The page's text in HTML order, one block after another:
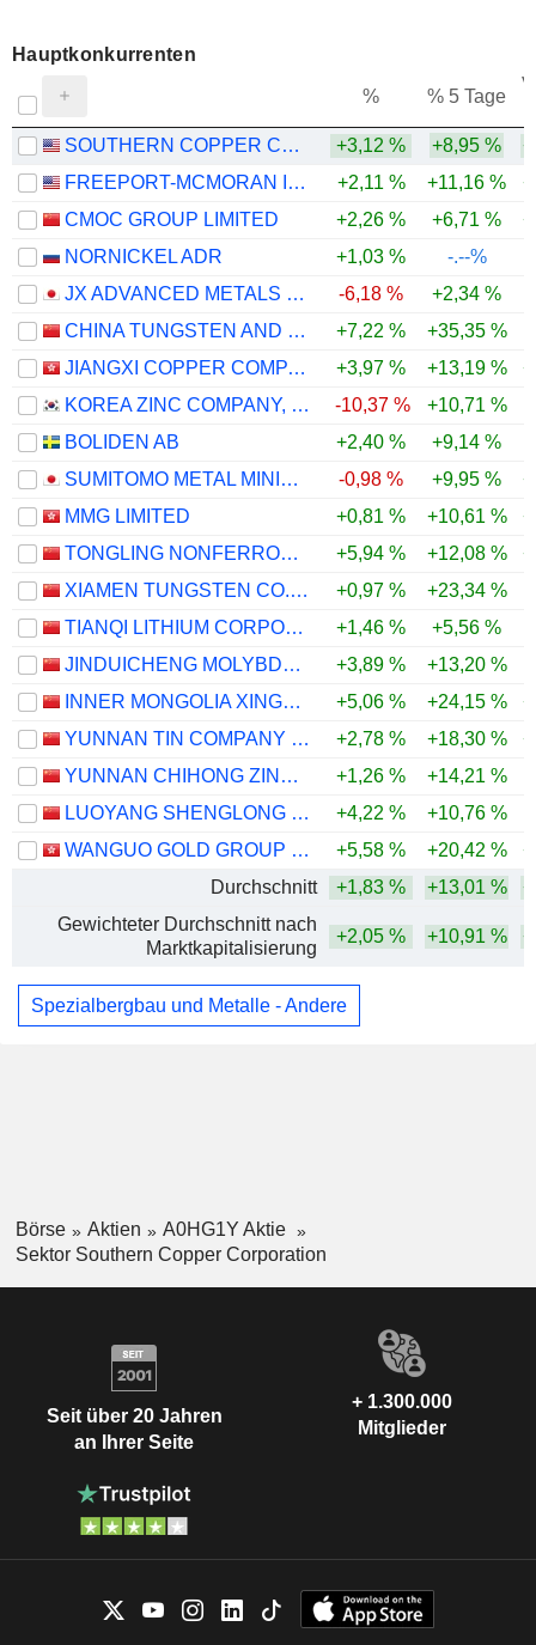
Hauptkonkurrenten
% % 5 Tage
SOUTHERN COPPER CORPORATION +3,12 % +8,95 %
FREEPORT-MCMORAN INC.
+2,11 % +11,16 %
CMOC GROUP LIMITED
+2,26 % +6,71 %
NORNICKEL ADR
+1,03 %
-.--%
JX ADVANCED METALS CORPORATION
-6,18 % +2,34 %
CHINA TUNGSTEN AND HIGHTECH MATERIALS CO.,LTD
+7,22 % +35,35 %
JIANGXI COPPER COMPANY LIMITED
+3,97 % +13,19 %
KOREA ZINC COMPANY, LTD.
-10,37 % +10,71 %
BOLIDEN AB
+2,40 % +9,14 %
SUMITOMO METAL MINING CO., LTD.
-0,98 % +9,95 %
MMG LIMITED
+0,81 % +10,61 %
TONGLING NONFERROUS METALS GROUP CO.,LTD.
+5,94 % +12,08 %
XIAMEN TUNGSTEN CO.,LTD.
+0,97 % +23,34 %
TIANQI LITHIUM CORPORATION
+1,46 % +5,56 %
JINDUICHENG MOLYBDENUM CO., LTD.
+3,89 % +13,20 %
INNER MONGOLIA XINGYE SILVER & TIN MINING CO., LTD
+5,06 % +24,15 %
YUNNAN TIN COMPANY LIMITED
+2,78 % +18,30 %
YUNNAN CHIHONG ZINC & GERMANIUM CO., LTD.
+1,26 % +14,21 %
LUOYANG SHENGLONG MINING GROUP CO., LTD.
+4,22 % +10,76 %
WANGUO GOLD GROUP LIMITED
+5,58 % +20,42 %
Durchschnitt
+1,83 % +13,01 %
Gewichteter Durchschnitt nach
Marktkapitalisierung
+2,05 % +10,91 %
Spezialbergbau und Metalle - Andere
Börse Aktien
A0HG1Y Aktie
Sektor Southern Copper Corporation
Seit über 20 Jahren
an Ihrer Seite
+ 1.300.000
Mitglieder